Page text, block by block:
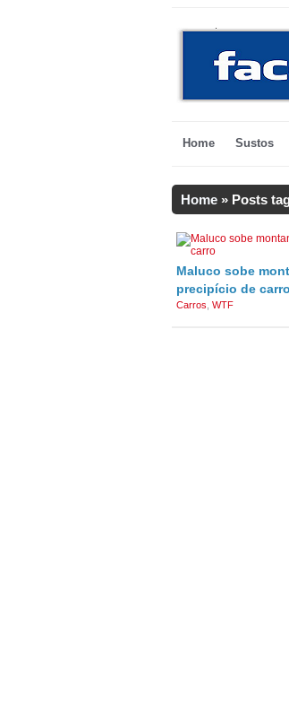
Home Sustos
Home » Posts
Maluco sobe
precipício de carro
Carros WTF